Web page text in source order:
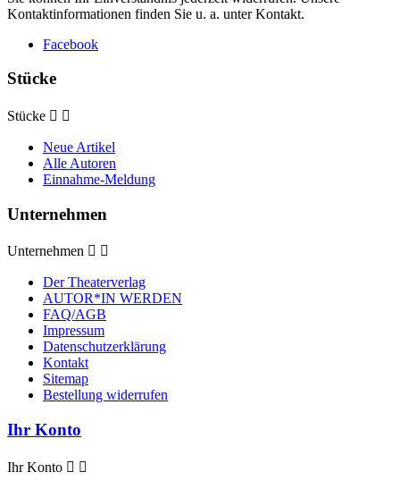
Kontaktinformationen finden Sie u. a. unter Kontakt.
Facebook
Stücke
Stücke  
Neue Artikel
Alle Autoren
Einnahme-Meldung
Unternehmen
Unternehmen  
Der Theaterverlag
AUTOR*IN WERDEN
FAQ/AGB
Impressum
Datenschutzerklärung
Kontakt
Sitemap
Bestellung widerrufen
Ihr Konto
Ihr Konto  